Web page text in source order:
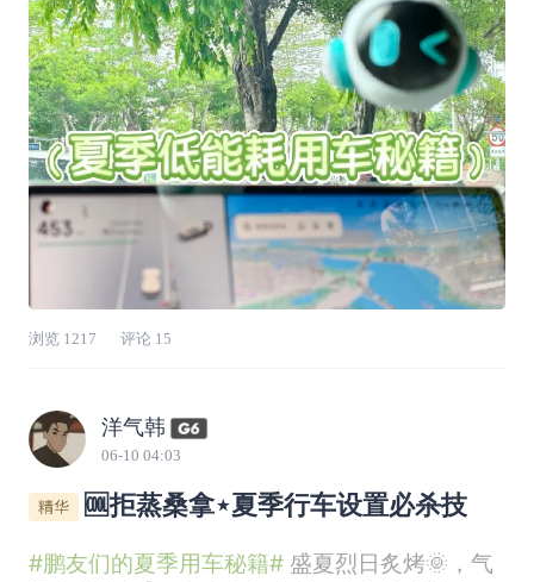
225.5km到家，表显还剩264km。简单算个账：
485-264=221k
浏览 1217 评论 15
洋气韩
06-10 04:03
🆒拒蒸桑拿⋆夏季行车设置必杀技
#鹏友们的夏季用车秘籍#盛夏烈日炙烤🌞，气